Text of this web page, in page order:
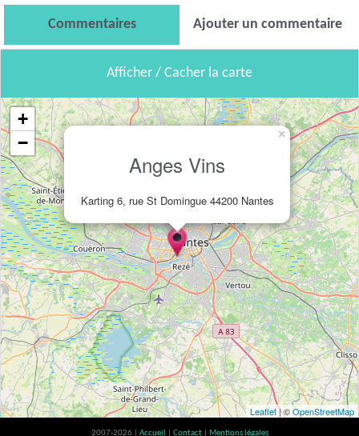
Commentaires Ajouter un commentaire
Afficher / Cacher la carte
Anges Vins
Karting 6, rue St Domingue 44200 Nantes
×
+
−
Leaflet| ©OpenStreetMap
2007-2026 | Accueil Contact Mentions légales